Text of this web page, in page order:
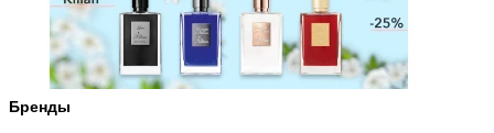
Бренды